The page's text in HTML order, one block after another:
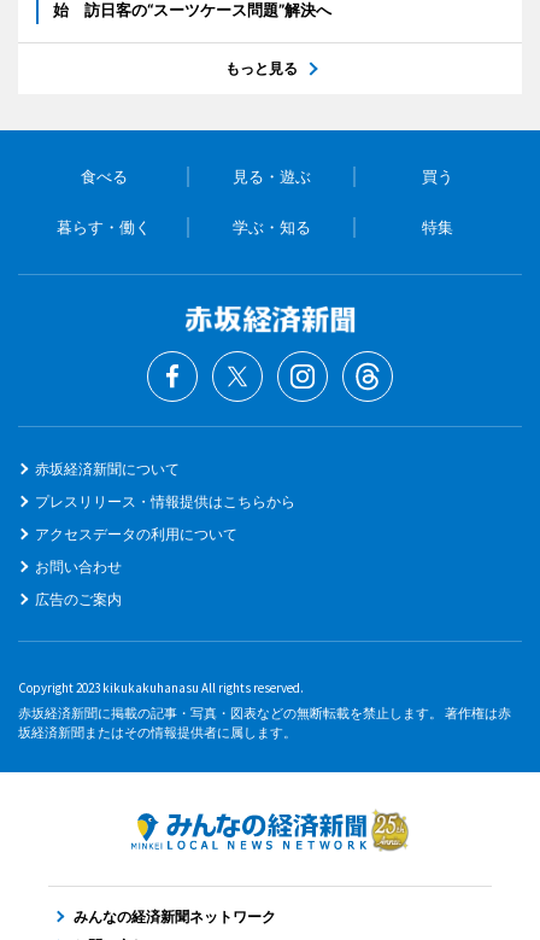
始 訪日客の“スーツケース問題”解決へ
もっと見る
食べる 見る・遊ぶ 買う
暮らす・働く 学ぶ・知る 特集
赤坂経済新聞について
プレスリリース・情報提供はこちらから
アクセスデータの利用について
お問い合わせ
広告のご案内
Copyright 2023 kikukakuhanasu All rights reserved.
赤坂経済新聞に掲載の記事・写真・図表などの無断転載を禁止します。 著作権は赤
坂経済新聞またはその情報提供者に属します。
みんなの経済新聞ネットワーク